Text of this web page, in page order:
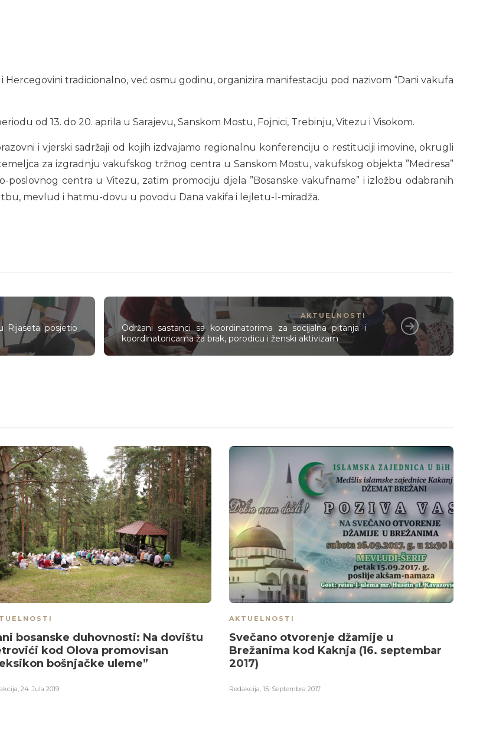
Hercegovini tradicionalno, već osmu godinu, organizira manifestaciju pod nazivom “Dani vakufa
od 13. do 20. aprila u Sarajevu, Sanskom Mostu, Fojnici, Trebinju, Vitezu i Visokom.
i vjerski sadržaji od kojih izdvajamo regionalnu konferenciju o restituciji imovine, okrugli
za izgradnju vakufskog tržnog centra u Sanskom Mostu, vakufskog objekta ”Medresa”
centra u Vitezu, zatim promociju djela ”Bosanske vakufname” i izložbu odabranih
mevlud i hatmu-dovu u povodu Dana vakifa i lejletu-l-miradža.
Rijaseta posjetio
AKTUELNOSTI
Održani sastanci sa koordinatorima za socijalna pitanja i
koordinatoricama ža brak, porodicu i ženski aktivizam
bosanske duhovnosti: Na dovištu
kod Olova promovisan
bošnjačke uleme”
, 24. Jula 2019.
AKTUELNOSTI
Svečano otvorenje džamije u
Brežanima kod Kaknja (16. septembar
2017)
Redakcija, 15. Septembra 2017.